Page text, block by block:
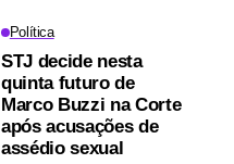
Política
STJ decide nesta
quinta futuro de
Marco Buzzi na Corte
após acusações de
assédio sexual